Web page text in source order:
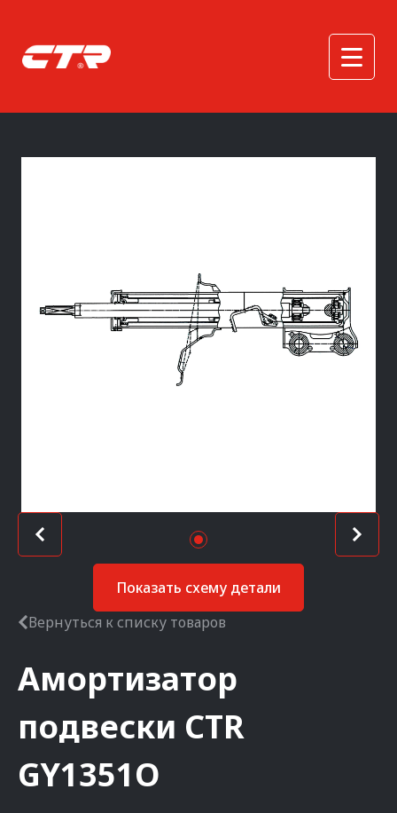
Показать схему детали
Вернуться к списку товаров
Амортизатор
подвески CTR
GY1351O